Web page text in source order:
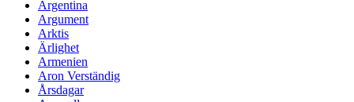
Argentina
Argument
Arktis
Ärlighet
Armenien
Aron Verständig
Årsdagar